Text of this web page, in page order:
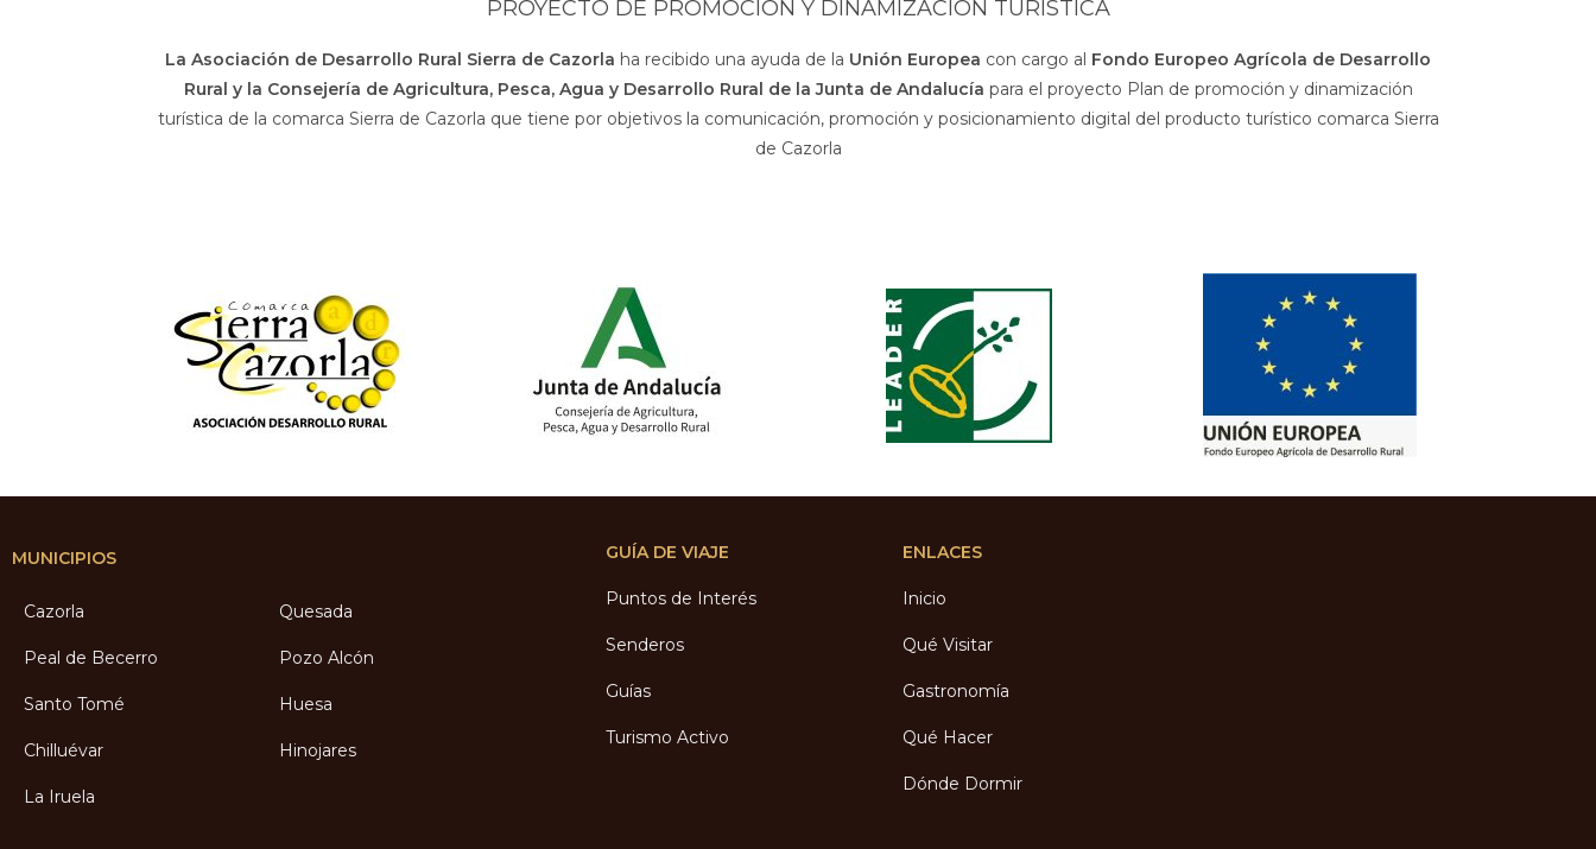
PROYECTO DE PROMOCIÓN Y DINAMIZACIÓN TURÍSTICA
La Asociación de Desarrollo Rural Sierra de Cazorla ha recibido una ayuda de la Unión Europea con cargo al Fondo Europeo Agrícola de Desarrollo
Rural y la Consejería de Agricultura, Pesca, Agua y Desarrollo Rural de la Junta de Andalucía para el proyecto Plan de promoción y dinamización
turística de la comarca Sierra de Cazorla que tiene por objetivos la comunicación, promoción y posicionamiento digital del producto turístico comarca Sierra
de Cazorla
MUNICIPIOS
Cazorla
Peal de Becerro
Santo Tomé
Chilluévar
La Iruela
Quesada
Pozo Alcón
Huesa
Hinojares
GUÍA DE VIAJE
Puntos de Interés
Senderos
Guías
Turismo Activo
ENLACES
Inicio
Qué Visitar
Gastronomía
Qué Hacer
Dónde Dormir